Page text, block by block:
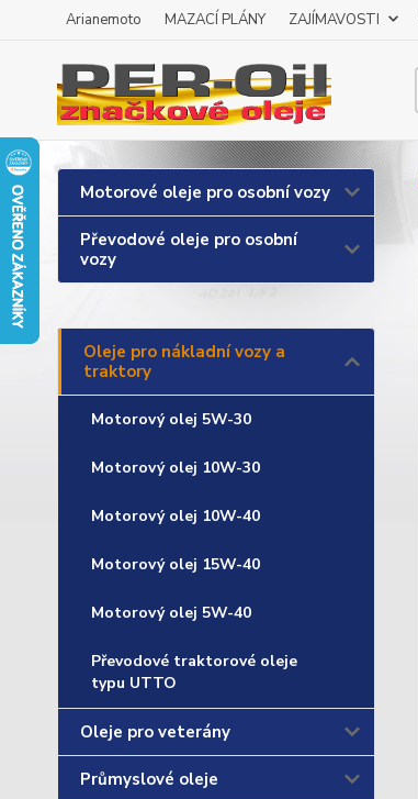
Arianemoto MAZACÍ PLÁNY ZAJÍMAVOSTI
Motorové oleje pro osobní vozy
Převodové oleje pro osobní
vozy
Oleje pro nákladní vozy a
traktory
Motorový olej 5W-30
Motorový olej 10W-30
Motorový olej 10W-40
Motorový olej 15W-40
Motorový olej 5W-40
Převodové traktorové oleje
typu UTTO
Oleje pro veterány
Průmyslové oleje